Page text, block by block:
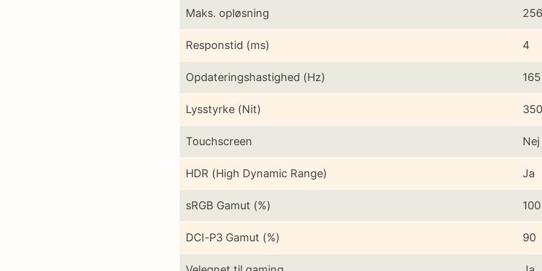
Maks. opløsning
Responstid (ms) 4
Opdateringshastighed (Hz) 165
Lysstyrke (Nit) 350
Touchscreen Nej
HDR (High Dynamic Range) Ja
sRGB Gamut (%) 100
DCI-P3 Gamut (%) 90